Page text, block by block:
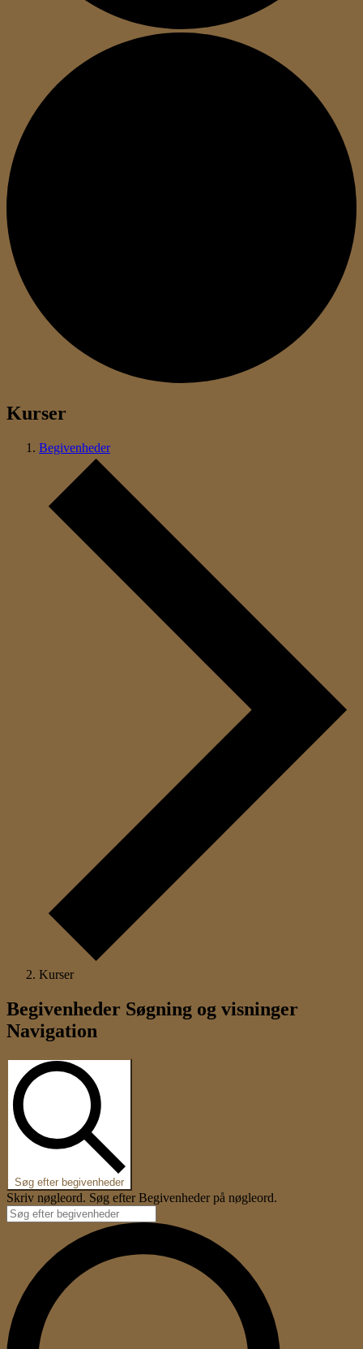
Kurser
Begivenheder
Kurser
Begivenheder
Begivenheder Søgning og visninger
Navigation
Søg efter begivenheder
Skriv nøgleord. Søg efter Begivenheder på nøgleord.